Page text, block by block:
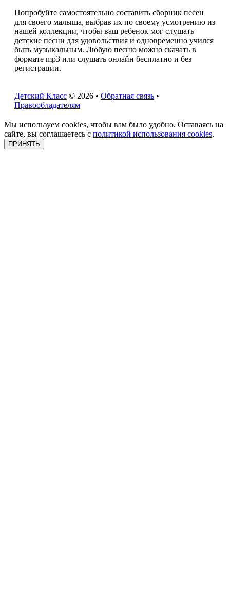
Попробуйте самостоятельно составить сборник песен
для своего малыша, выбрав их по своему усмотрению из
нашей коллекции, чтобы ваш ребенок мог слушать
детские песни для удовольствия и одновременно учился
быть музыкальным. Любую песню можно скачать в
формате mp3 или слушать онлайн бесплатно и без
регистрации.
Детский Класс © 2026 • Обратная связь •
Правообладателям
Мы используем cookies, чтобы вам было удобно. Оставаясь на
сайте, вы соглашаетесь с политикой использования cookies.
ПРИНЯТЬ